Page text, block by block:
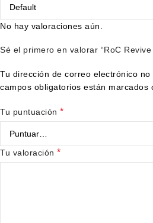
No hay valoraciones aún.
Sé el primero en valorar “RoC
Tu dirección de correo electrónico no
campos obligatorios están marcados
Tu puntuación *
Tu valoración *